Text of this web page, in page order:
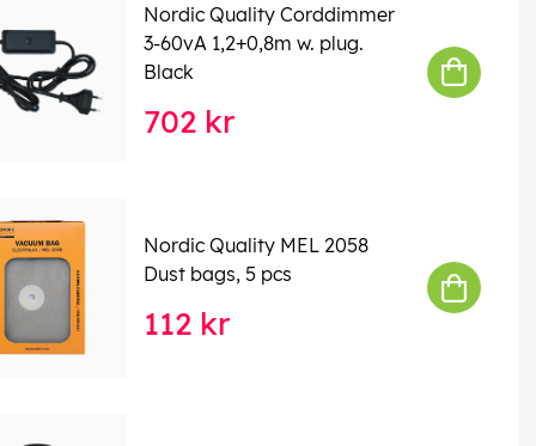
Nordic Quality Corddimmer
3-60vA 1,2+0,8m w. plug.
Black
702 kr
Nordic Quality MEL 2058
Dust bags, 5 pcs
112 kr